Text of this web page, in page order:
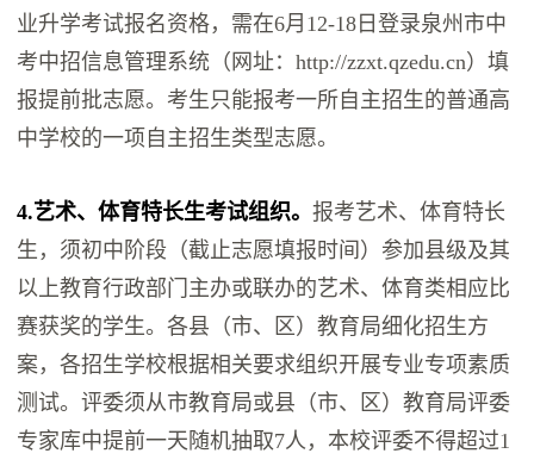
业升学考试报名资格，需在6月12-18日登录泉州市中
考中招信息管理系统（网址：http://zzxt.qzedu.cn）填
报提前批志愿。考生只能报考一所自主招生的普通高
中学校的一项自主招生类型志愿。
4.艺术、体育特长生考试组织。报考艺术、体育特长
生，须初中阶段（截止志愿填报时间）参加县级及其
以上教育行政部门主办或联办的艺术、体育类相应比
赛获奖的学生。各县（市、区）教育局细化招生方
案，各招生学校根据相关要求组织开展专业专项素质
测试。评委须从市教育局或县（市、区）教育局评委
专家库中提前一天随机抽取7人，本校评委不得超过1